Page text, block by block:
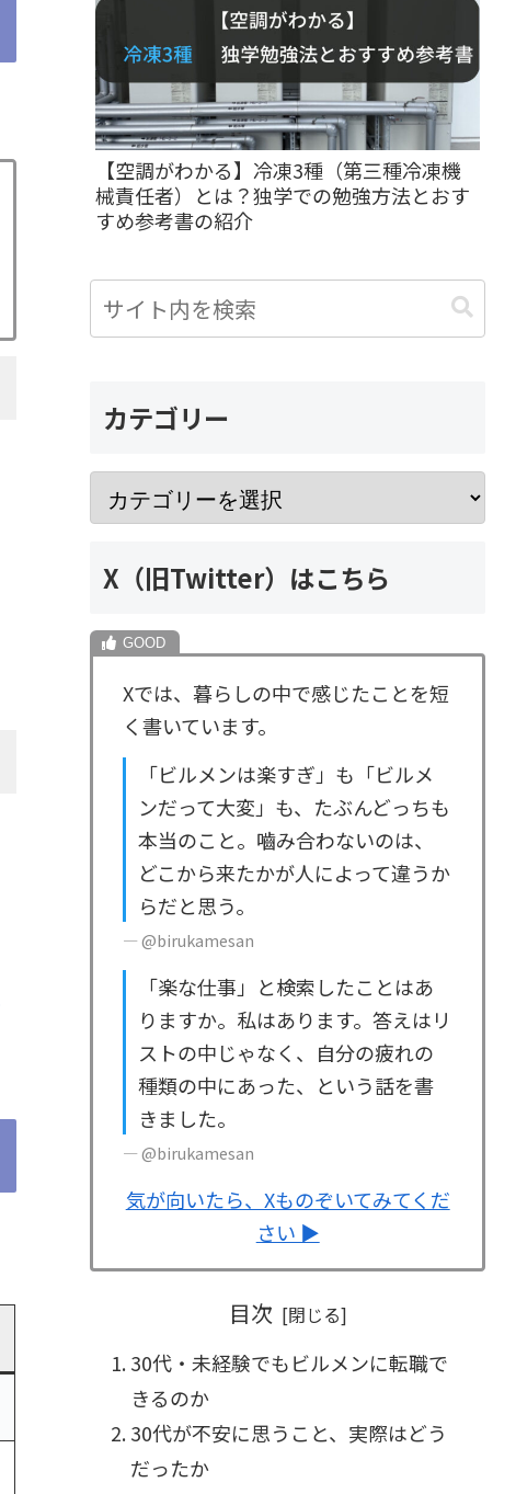
【空調がわかる】冷凍3種（第三種冷凍機
械責任者）とは？独学での勉強方法とおす
すめ参考書の紹介
カテゴリー
X（旧Twitter）はこちら
Xでは、暮らしの中で感じたことを短
く書いています。
「ビルメンは楽すぎ」も「ビルメ
ンだって大変」も、たぶんどっちも
本当のこと。嚙み合わないのは、
どこから来たかが人によって違うか
らだと思う。
— @birukamesan
「楽な仕事」と検索したことはあ
りますか。私はあります。答えはリ
ストの中じゃなく、自分の疲れの
種類の中にあった、という話を書
きました。
— @birukamesan
気が向いたら、Xものぞいてみてくだ
さい ▶
目次
30代・未経験でもビルメンに転職で
きるのか
30代が不安に思うこと、実際はどう
だったか